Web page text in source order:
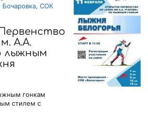
Бочаровка, СОК
А.А.
лыжным
гонкам
стилем с